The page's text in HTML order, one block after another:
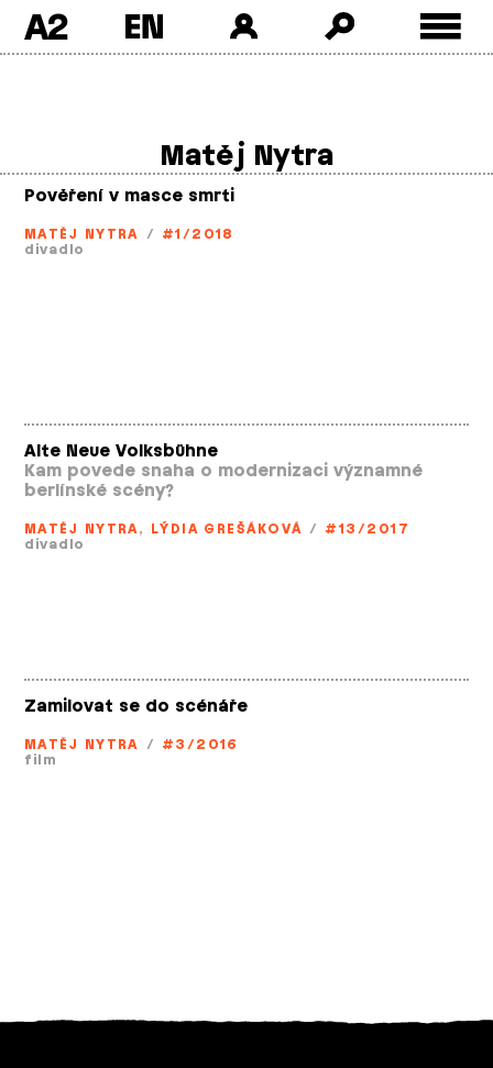
A2
Matěj Nytra
Pověření v masce smrti
MATĚJ NYTRA / #1/2018
divadlo
Alte Neue Volksbühne
Kam povede snaha o modernizaci významné
berlínské scény?
MATĚJ NYTRA, LÝDIA GREŠÁKOVÁ / #13/2017
divadlo
Zamilovat se do scénáře
MATĚJ NYTRA / #3/2016
film